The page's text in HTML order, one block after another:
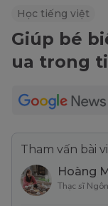
Học tiếng việt
Giúp bé
ua trong
Tham vấn bài
Hoàng
Thạc sĩ